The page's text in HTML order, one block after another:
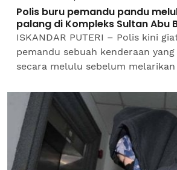
Polis buru pemandu pandu
palang di Kompleks Sultan Abu
ISKANDAR PUTERI – Polis kini
pemandu sebuah kenderaan
secara melulu sebelum
petang Ahad.Ketua...